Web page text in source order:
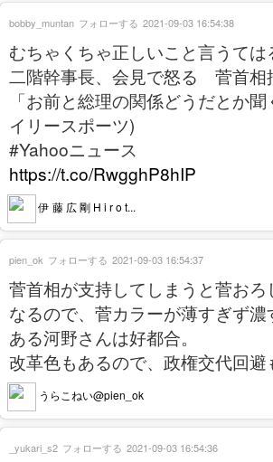
むちゃくちゃ正しいこと言うては
二階幹事長、会見で怒る 菅首相
「お前と総理の関係どうだとか
イリースポーツ)
#Yahooニュース
https://t.co/RwgghP8hIP
伊 藤 広 剛 H i r o t...
bobby_muntan フォローする 2021-09-03 16:54:38
菅首相が支持してしまうと菅おろ
なるので、菅カラーが薄すぎず濃
ある河野さんは好都合。
改革色もあるので、政権交代回避
うらこねい@pien_ok
pien_ok フォローする 2021-09-03 16:54:37
_yukari_s2 フォローする 2021-09-03 16:54:36